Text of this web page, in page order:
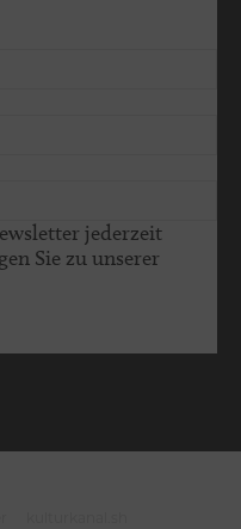
jederzeit
Sie zu unserer